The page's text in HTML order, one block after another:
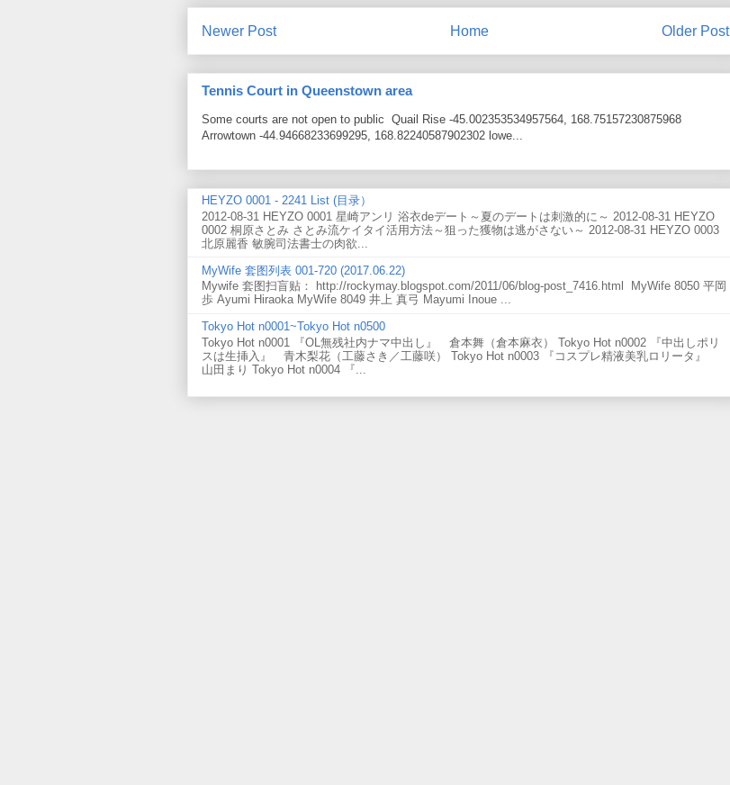
Newer Post Older Post
Home
Tennis Court in Queenstown area
Some courts are not open to public Quail Rise -45.002353534957564, 168.75157230875968
Arrowtown -44.94668233699295, 168.82240587902302 lowe...
HEYZO 0001 - 2241 List (目录）
2012-08-31 HEYZO 0001 星崎アンリ 浴衣deデート～夏のデートは刺激的に～ 2012-08-31 HEYZO
0002 桐原さとみ さとみ流ケイタイ活用方法～狙った獲物は逃がさない～ 2012-08-31 HEYZO 0003
北原麗香 敏腕司法書士の肉欲...
MyWife 套图列表 001-720 (2017.06.22)
Mywife 套图扫盲贴： http://rockymay.blogspot.com/2011/06/blog-post_7416.html MyWife 8050 平岡
歩 Ayumi Hiraoka MyWife 8049 井上 真弓 Mayumi Inoue ...
Tokyo Hot n0001~Tokyo Hot n0500
Tokyo Hot n0001 『OL無残社内ナマ中出し』 倉本舞（倉本麻衣） Tokyo Hot n0002 『中出しポリ
スは生挿入』 青木梨花（工藤さき／工藤咲） Tokyo Hot n0003 『コスプレ精液美乳ロリータ』
山田まり Tokyo Hot n0004 『...